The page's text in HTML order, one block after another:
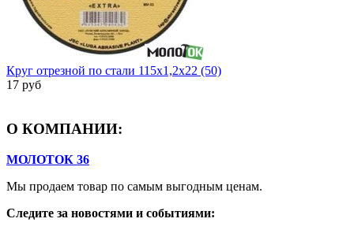
Круг отрезной по стали 115х1,2х22 (50)
17 руб
О КОМПАНИИ:
МОЛОТОК 36
Мы продаем товар по самым выгодным ценам.
Следите за новостями и событиями: